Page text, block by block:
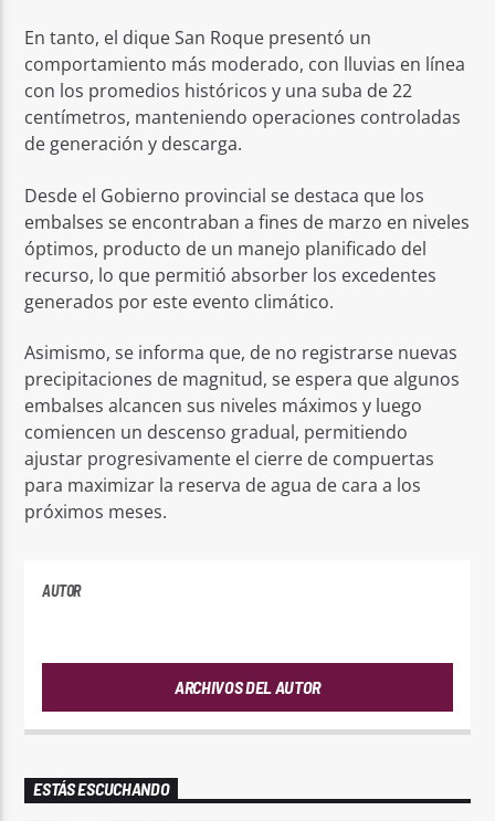
En tanto, el dique San Roque presentó un
comportamiento más moderado, con lluvias en línea
con los promedios históricos y una suba de 22
centímetros, manteniendo operaciones controladas
de generación y descarga.
Desde el Gobierno provincial se destaca que los
embalses se encontraban a fines de marzo en niveles
óptimos, producto de un manejo planificado del
recurso, lo que permitió absorber los excedentes
generados por este evento climático.
Asimismo, se informa que, de no registrarse nuevas
precipitaciones de magnitud, se espera que algunos
embalses alcancen sus niveles máximos y luego
comiencen un descenso gradual, permitiendo
ajustar progresivamente el cierre de compuertas
para maximizar la reserva de agua de cara a los
próximos meses.
AUTOR
ARCHIVOS DEL AUTOR
ESTÁS ESCUCHANDO